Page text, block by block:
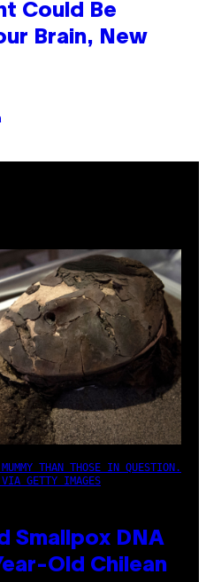
Could Be
Brain, New
THAN THOSE IN QUESTION.
GETTY IMAGES
Smallpox DNA
Old Chilean